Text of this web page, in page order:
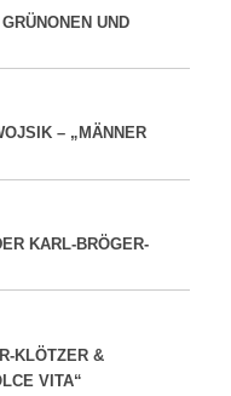
UND
– „MÄNNER
KARL-BRÖGER-
KLÖTZER &
VITA“